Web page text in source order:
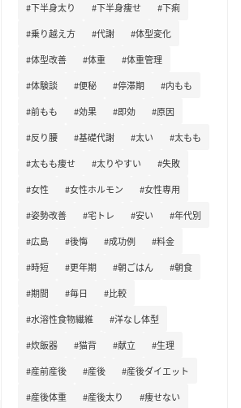
#下半身太り
#下半身痩せ
#下痢
#乗り越え方
#代謝
#体型変化
#体型改善
#体重
#体重管理
#体験談
#便秘 #停滞期
#内もも
#前もも
#効果 #即効
#原因
#反り腰
#基礎代謝 #太い
#太もも
#太もも痩せ
#太りやすい
#失敗
#女性
#女性ホルモン
#女性専用
#姿勢改善
#宅トレ #安い
#年代別
#広島
#後悔 #成功例
#料金
#時短
#更年期 #朝ごはん
#朝食
#期間
#毎日
#比較
#水溶性食物繊維
#洋なし体型
#炊飯器
#猫背 #献立
#生理
#産前産後
#産後
#産後ダイエット
#産後体重
#産後太り
#痩せない